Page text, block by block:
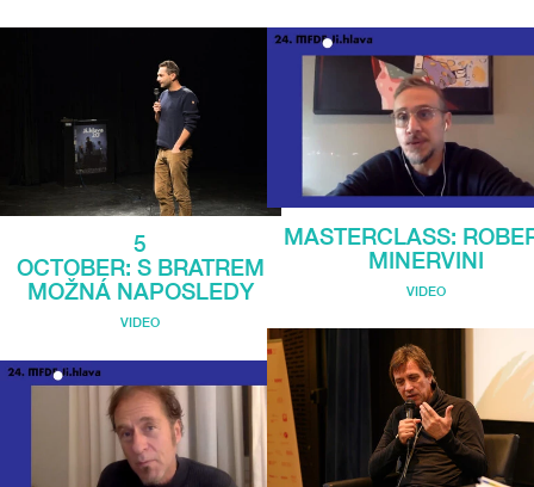
5
OCTOBER: S BRATREM
MOŽNÁ NAPOSLEDY
VIDEO
MASTERCLASS:
MINERVINI
VIDEO